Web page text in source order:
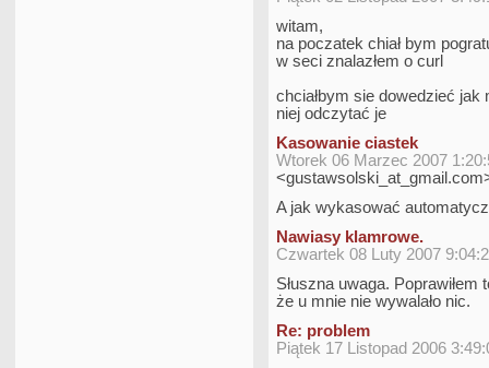
witam,
na poczatek chiał bym
w seci znalazłem o curl
chciałbym sie dowedzieć
niej odczytać je
Kasowanie ciastek
Wtorek 06 Marzec 2007
A jak wykasować
Nawiasy klamrowe.
Czwartek 08 Luty 2007
Słuszna uwaga.
że u mnie nie wywalało nic.
Re: problem
Piątek 17 Listopad 2006